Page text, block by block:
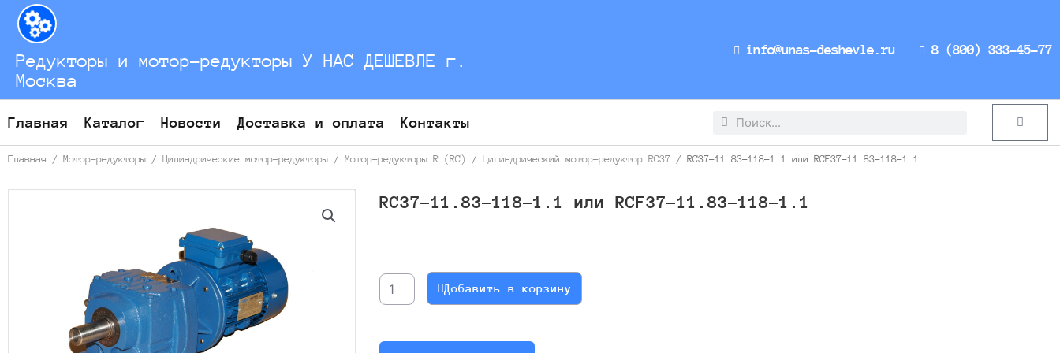
Перейти
содержимому
Редукторы и мотор-редукторы У НАС ДЕШЕВЛЕ г.
Москва
info@unas-deshevle.ru 8 (800) 333-45-77
Главная Каталог Новости Доставка и оплата Контакты Search
Search Cart
Главная / Мотор-редукторы / Цилиндрические мотор-редукторы / Мотор-редукторы R (RC) / Цилиндрический мотор-редуктор RC37 / RC37-11.83-118-1.1 или RCF37-11.83-118-1.1
RC37-11.83-118-1.1 или RCF37-11.83-118-1.1
RC37-
11.83-
1.1
Добавить в корзину